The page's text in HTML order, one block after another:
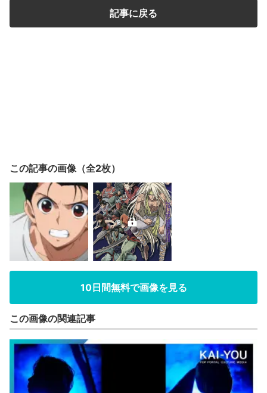
記事に戻る
この記事の画像（全2枚）
10日間無料で画像を見る
この画像の関連記事